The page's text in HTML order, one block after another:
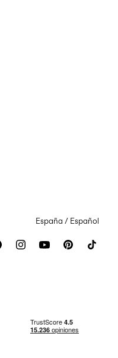
España / Español